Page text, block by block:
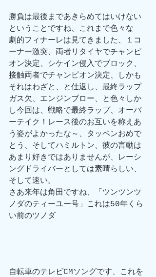
勝負は最後まであきらめてはいけない
ということですね、これまで色々な
劇的フィナーレは見てきました、１コ
ーナー激突、両者リタイヤでチャンピ
オン決定、シケイン侵入でブロック、
接触両者でチャンピオン決定、しかも
それはわざと、と仕返し、最終ラップ
ガス欠、エンジンブロー、と色々しか
し今回は、戦略で最終ラップ、オーバ
ーテイク！レース後のお互いを称えあ
う姿がよかったな～、タッペンおめで
とう、そしてハミルトン、彼の言動は
あまり好きではありませんが、レーシ
ングドライバーとしては素晴らしい、
そして速い。
さあ来年は角田ですね、「ツンツンツ
ノダのティーユー号」これは50年くら
い前のツノダ
自転車のテレビCMソングです、これを